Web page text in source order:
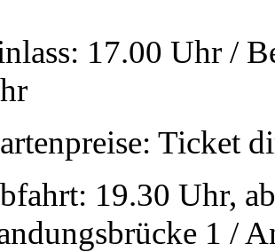
17.00 Uhr /
Ticket
19.30 Uhr,
1 /